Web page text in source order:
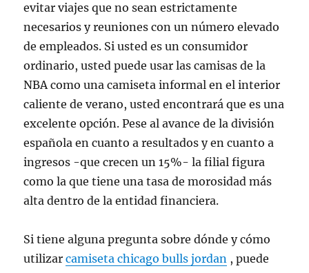
evitar viajes que no sean estrictamente
necesarios y reuniones con un número elevado
de empleados. Si usted es un consumidor
ordinario, usted puede usar las camisas de la
NBA como una camiseta informal en el interior
caliente de verano, usted encontrará que es una
excelente opción. Pese al avance de la división
española en cuanto a resultados y en cuanto a
ingresos -que crecen un 15%- la filial figura
como la que tiene una tasa de morosidad más
alta dentro de la entidad financiera.
Si tiene alguna pregunta sobre dónde y cómo
utilizarcamiseta chicago bulls jordan , puede